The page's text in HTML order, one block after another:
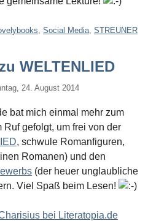
Social Media STREUNER
WELTENLIED
24. August 2014
bat mich einmal mehr zum
Ruf gefolgt, um frei von der
, schwule Romanfiguren,
Romanen) und den
(der heuer unglaubliche
Viel Spaß beim Lesen!
bei Literatopia.de